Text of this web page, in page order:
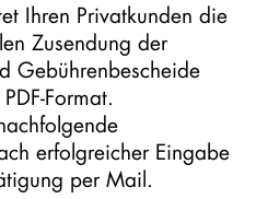
Ihren Privatkunden die
Zusendung der
Gebührenbescheide
Format.
erfolgreicher Eingabe
per Mail.